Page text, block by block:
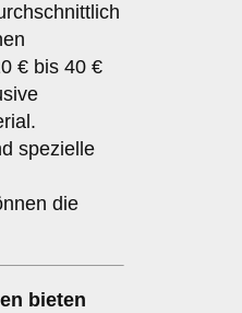
€ bis 40 €
spezielle
die
bieten